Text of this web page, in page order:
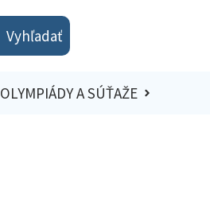
Vyhľadať
OLYMPIÁDY A SÚŤAŽE